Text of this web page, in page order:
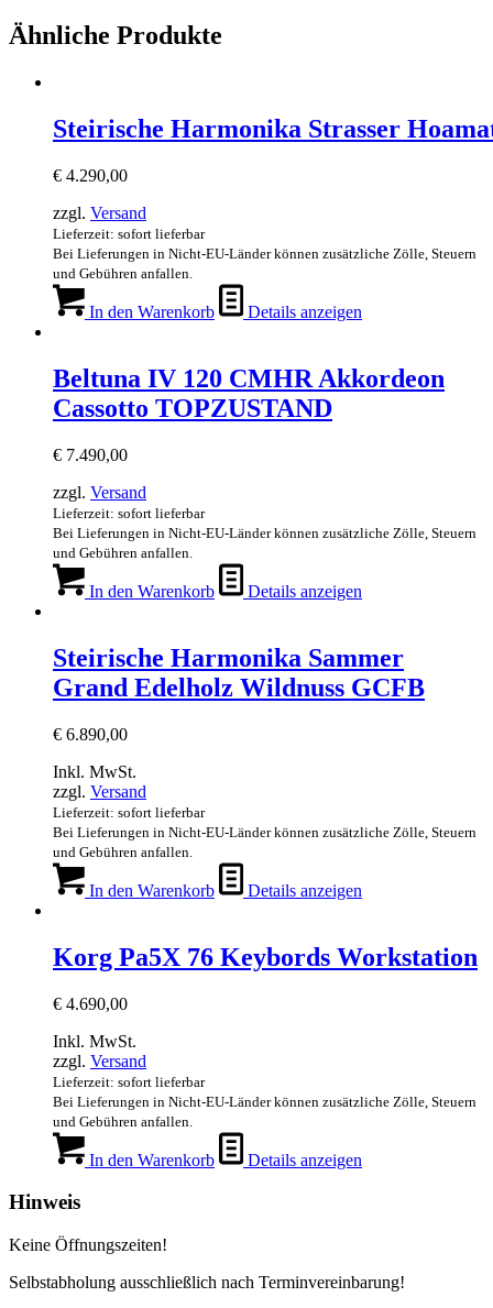
Ähnliche Produkte
Steirische Harmonika Strasser
€ 4.290,00
zzgl. Versand
Lieferzeit: sofort lieferbar
Bei Lieferungen in Nicht-EU-Länder können zusätzliche Zölle, Steuern
und Gebühren anfallen.
In den Warenkorb Details anzeigen
Beltuna IV 120 CMHR Akkordeon
Cassotto TOPZUSTAND
€ 7.490,00
zzgl. Versand
Lieferzeit: sofort lieferbar
Bei Lieferungen in Nicht-EU-Länder können zusätzliche Zölle, Steuern
und Gebühren anfallen.
In den Warenkorb Details anzeigen
Steirische Harmonika Sammer
Grand Edelholz Wildnuss GCFB
€ 6.890,00
Inkl. MwSt.
zzgl. Versand
Lieferzeit: sofort lieferbar
Bei Lieferungen in Nicht-EU-Länder können zusätzliche Zölle, Steuern
und Gebühren anfallen.
In den Warenkorb Details anzeigen
Korg Pa5X 76 Keybords Workstation
€ 4.690,00
Inkl. MwSt.
zzgl. Versand
Lieferzeit: sofort lieferbar
Bei Lieferungen in Nicht-EU-Länder können zusätzliche Zölle, Steuern
und Gebühren anfallen.
In den Warenkorb Details anzeigen
Hinweis
Keine Öffnungszeiten!
Selbstabholung ausschließlich nach Terminvereinbarung!